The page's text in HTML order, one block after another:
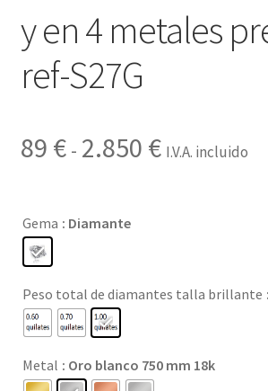
y en 4 metales
ref-S27G
89 € - 2.850 €Rango
hasta
I.V.A. incluido
Gema : Diamante
Peso total de diamantes talla brillante
Metal : Oro blanco 750 mm 18k